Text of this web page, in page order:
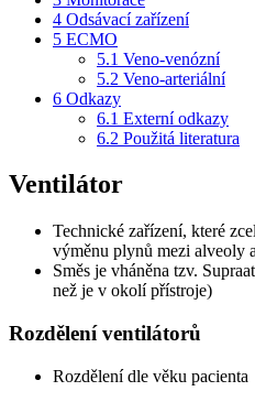
4 Odsávací zařízení
5 ECMO
5.1 Veno-venózní
5.2 Veno-arteriální
6 Odkazy
6.1 Externí odkazy
6.2 Použitá literatura
Ventilátor
Technické zařízení, které
výměnu plynů mezi alveoly
Směs je vháněna tzv.
než je v okolí přístroje)
Rozdělení ventilátorů
Rozdělení dle věku pacienta